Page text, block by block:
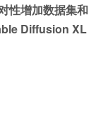
性增加数据集和
Diffusion XL